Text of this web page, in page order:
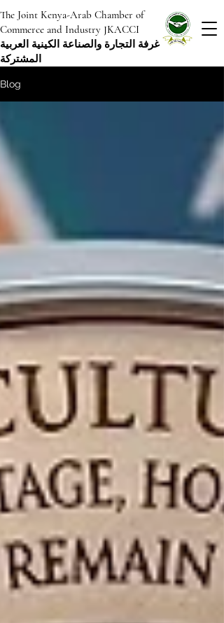
The Joint Kenya-Arab Chamber of
Commerce and Industry JKACCI
غرفة التجارة والصناعة الكينية العربية
المشتركة
Blog